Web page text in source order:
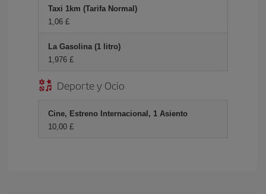
Taxi 1km (Tarifa Normal)
1,06 £
La Gasolina (1 litro)
1,976 £
Deporte y Ocio
Cine, Estreno Internacional, 1 Asiento
10,00 £